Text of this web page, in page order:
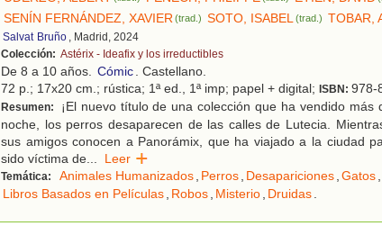
SENÍN FERNÁNDEZ, XAVIER(trad.) SOTO, ISABEL(trad.) TOBAR,
Salvat Bruño , Madrid, 2024
Colección: Astérix - Ideafix y los irreductibles
De 8 a 10 años. Cómic. Castellano.
72 p.; 17x20 cm.; rústica; 1ª ed., 1ª imp; papel + digital; ISBN: 978-
Resumen:
¡El nuevo título de una colección que ha vendido más
noche, los perros desaparecen de las calles de Lutecia.
sus amigos conocen a Panorámix, que ha viajado a la ciudad
sido víctima de... Leer
Temática: Animales Humanizados, Perros, Desapariciones,Gatos,
Libros Basados en Películas, Robos, Misterio, Druidas.